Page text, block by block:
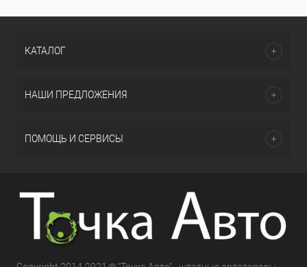
КАТАЛОГ
НАШИ ПРЕДЛОЖЕНИЯ
ПОМОЩЬ И СЕРВИСЫ